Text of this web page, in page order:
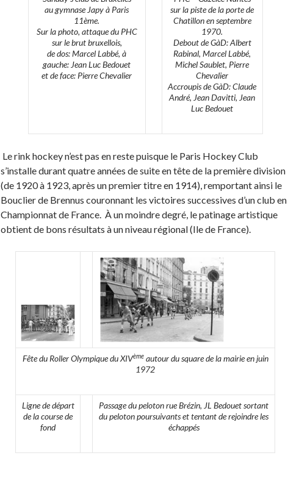
au gymnase Japy à Paris
11ème.
Sur la photo, attaque du PHC
sur le brut bruxellois,
de dos: Marcel Labbé, à
gauche: Jean Luc Bedouet
et de face: Pierre Chevalier
sur la piste de la porte de
Chatillon en septembre
1970.
Debout de GàD: Albert
Rabinal, Marcel Labbé,
Michel Saublet, Pierre
Chevalier
Accroupis de GàD: Claude
André, Jean Davitti, Jean
Luc Bedouet
Le rink hockey n’est pas en reste puisque le Paris Hockey Club
s’installe durant quatre années de suite en tête de la première division
(de 1920 à 1923, après un premier titre en 1914), remportant ainsi le
Bouclier de Brennus couronnant les victoires successives d’un club en
Championnat de France. À un moindre degré, le patinage artistique
obtient de bons résultats à un niveau régional (Ile de France).
Fête du Roller Olympique du XIVèmeautour du square de la mairie en juin
1972
Ligne de départ
de la course de
fond
Passage du peloton rue Brézin, JL Bedouet sortant
du peloton poursuivants et tentant de rejoindre les
échappés